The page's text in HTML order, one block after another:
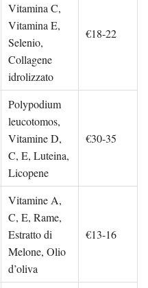
Vitamina C,
Vitamina E,
Selenio,
Collagene
idrolizzato
€18-22
Polypodium
leucotomos,
Vitamine D,
C, E, Luteina,
Licopene
€30-35
Vitamine A,
C, E, Rame,
Estratto di
Melone, Olio
d’oliva
€13-16